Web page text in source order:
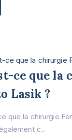
ce que
Lasik ?
que la chirurgie
c..